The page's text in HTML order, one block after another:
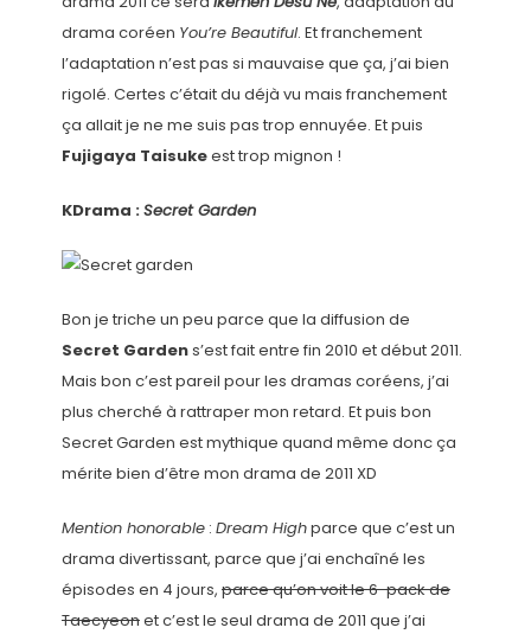
drama coréen You’re Beautiful. Et franchement
l’adaptation n’est pas si mauvaise que ça, j’ai bien
rigolé. Certes c’était du déjà vu mais franchement
ça allait je ne me suis pas trop ennuyée. Et puis
Fujigaya Taisukeest trop mignon !
KDrama :Secret Garden
Bon je triche un peu parce que la diffusion de
Secret Gardens’est fait entre fin 2010 et début 2011.
Mais bon c’est pareil pour les dramas coréens, j’ai
plus cherché à rattraper mon retard. Et puis bon
Secret Garden est mythique quand même donc ça
mérite bien d’être mon drama de 2011 XD
Mention honorable: Dream Highparce que c’est un
drama divertissant, parce que j’ai enchaîné les
épisodes en 4 jours, parce qu’on voit le 6-pack de
Taecyeonet c’est le seul drama de 2011 que j’ai